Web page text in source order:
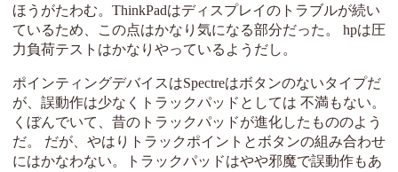
ほうがたわむ。ThinkPadはディスプレイのトラブルが続い
ているため、この点はかなり気になる部分だった。 hpは圧
力負荷テストはかなりやっているようだし。
ポインティングデバイスはSpectreはボタンのないタイプだ
が、誤動作は少なくトラックパッドとしては 不満もない。
くぼんでいて、昔のトラックパッドが進化したもののよう
だ。 だが、やはりトラックポイントとボタンの組み合わせ
にはかなわない。トラックパッドはやや邪魔で誤動作もあ